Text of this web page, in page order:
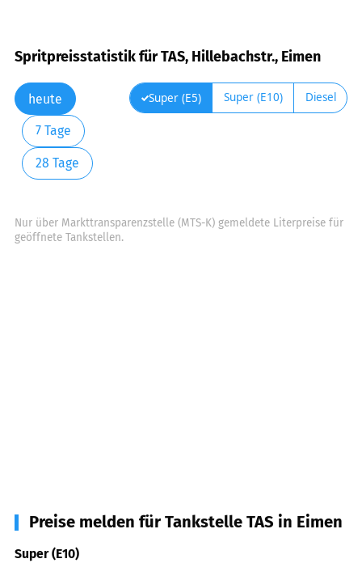
Spritpreisstatistik für TAS, Hillebachstr., Eimen
heute
7 Tage
28 Tage
Super (E5) Super (E10) Diesel
Nur über Markttransparenzstelle (MTS-K) gemeldete Literpreise für
geöffnete Tankstellen.
Preise melden für Tankstelle TAS in Eimen
Super (E10)